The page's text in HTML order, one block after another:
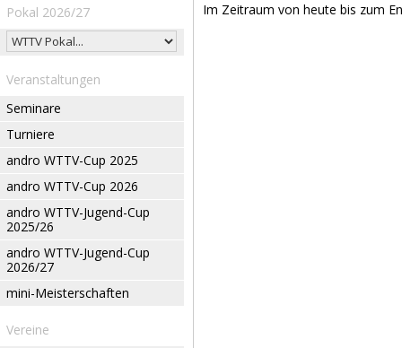
Pokal 2026/27
Veranstaltungen
Seminare
Turniere
andro WTTV-Cup 2025
andro WTTV-Cup 2026
andro WTTV-Jugend-Cup
2025/26
andro WTTV-Jugend-Cup
2026/27
mini-Meisterschaften
Vereine
Im Zeitraum von heute bis zum